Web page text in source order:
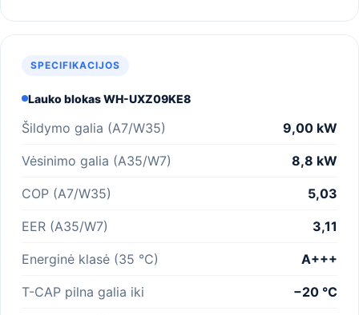
SPECIFIKACIJOS
Lauko blokas WH-UXZ09KE8
Šildymo galia (A7/W35) 9,00 kW
Vėsinimo galia (A35/W7) 8,8 kW
COP (A7/W35) 5,03
EER (A35/W7) 3,11
Energinė klasė (35 °C) A+++
T-CAP pilna galia iki −20 °C